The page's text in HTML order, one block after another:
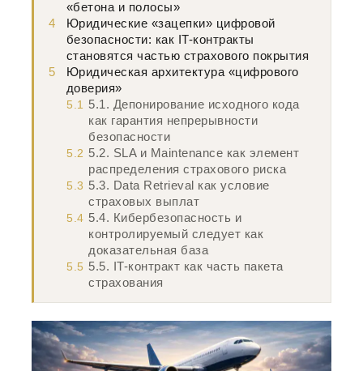
«бетона и полосы»
4
Юридические «зацепки» цифровой
безопасности: как IT-контракты
становятся частью страхового покрытия
5
Юридическая архитектура «цифрового
доверия»
5.1 5.1. Депонирование исходного кода
как гарантия непрерывности
безопасности
5.2 5.2. SLA и Maintenance как элемент
распределения страхового риска
5.3 5.3. Data Retrieval как условие
страховых выплат
5.4 5.4. Кибербезопасность и
контролируемый следует как
доказательная база
5.5 5.5. IT-контракт как часть пакета
страхования